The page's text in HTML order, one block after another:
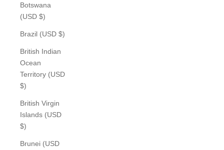
Botswana
(USD $)
Brazil (USD $)
British Indian
Ocean
Territory (USD
$)
British Virgin
Islands (USD
$)
Brunei (USD